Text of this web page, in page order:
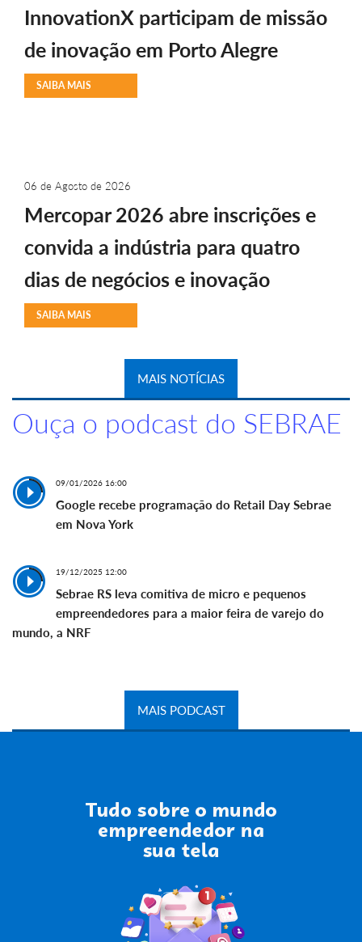
InnovationX participam de missão
de inovação em Porto Alegre
SAIBA MAIS
06 de Agosto de 2026
Mercopar 2026 abre inscrições e
convida a indústria para quatro
dias de negócios e inovação
SAIBA MAIS
MAIS NOTÍCIAS
Ouça o podcast do SEBRAE
09/01/2026 16:00
Google recebe programação do Retail Day Sebrae
em Nova York
19/12/2025 12:00
Sebrae RS leva comitiva de micro e pequenos
empreendedores para a maior feira de varejo do
mundo, a NRF
MAIS PODCAST